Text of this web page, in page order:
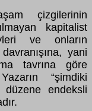
çizgilerinin
kapitalist
ve onların
yani
tavrına göre
“şimdiki
endeksli